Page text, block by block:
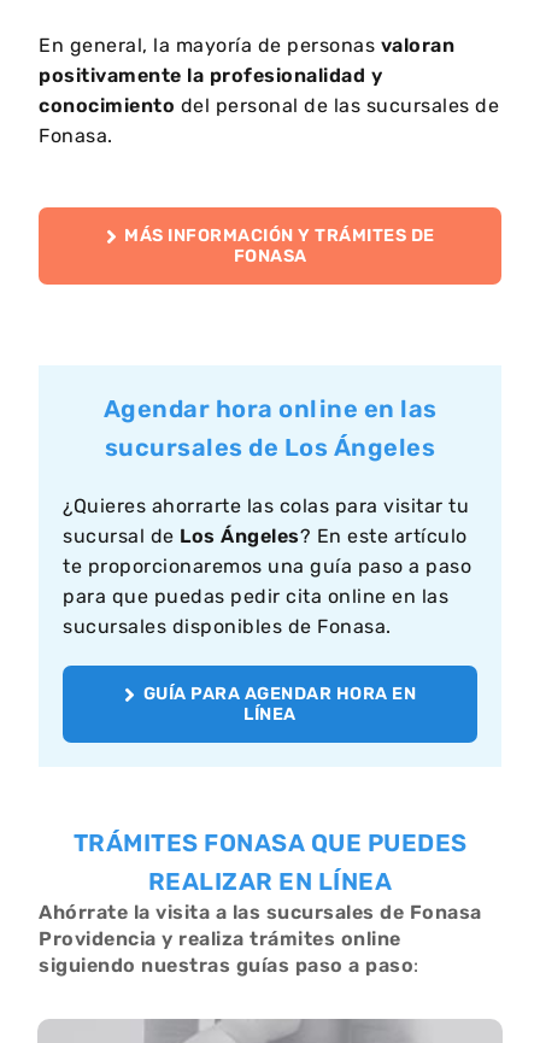
En general, la mayoría de personas valoran
positivamente la profesionalidad y
conocimiento del personal de las sucursales de
Fonasa.
MÁS INFORMACIÓN Y TRÁMITES DE
FONASA
Agendar hora online en las
sucursales de Los Ángeles
¿Quieres ahorrarte las colas para visitar tu
sucursal de Los Ángeles? En este artículo
te proporcionaremos una guía paso a paso
para que puedas pedir cita online en las
sucursales disponibles de Fonasa.
GUÍA PARA AGENDAR HORA EN
LÍNEA
TRÁMITES FONASA QUE PUEDES
REALIZAR EN LÍNEA
Ahórrate la visita a las sucursales de Fonasa
Providencia y realiza trámites online
siguiendo nuestras guías paso a paso: